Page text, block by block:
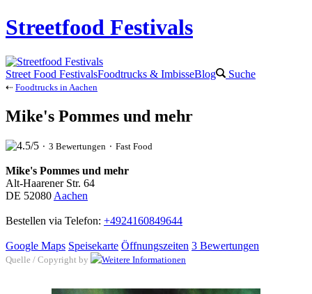
Streetfood Festivals
Street Food FestivalsFoodtrucks & ImbisseBlog Suche
⇠ Foodtrucks in Aachen
Mike's Pommes und mehr
⬝ 3 Bewertungen ⬝ Fast Food
Mike's Pommes und mehr
Alt-Haarener Str. 64
DE 52080 Aachen
Bestellen via Telefon: +4924160849644
Google Maps Speisekarte Öffnungszeiten 3 Bewertungen
Quelle / Copyright by